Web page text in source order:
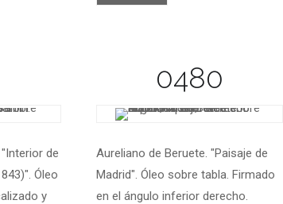
de
Óleo
y
0480
Aureliano de Beruete. "Paisaje de
Madrid". Óleo sobre tabla. Firmado
en el ángulo inferior derecho.